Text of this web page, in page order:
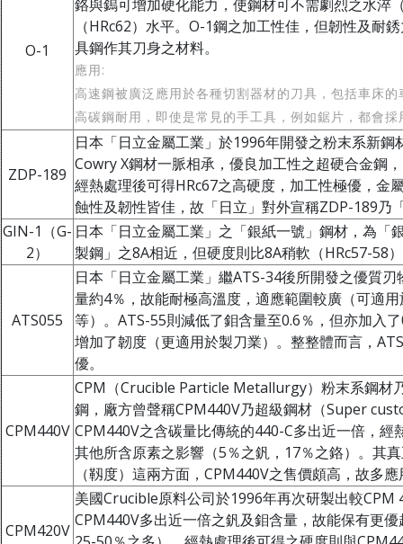
O-1
鉻與鎢可增加硬化能力，使鋼材可不需劇烈之水淬
（HRc62）水平。O-1鋼之加工性佳，但韌性及耐
具鋼作其刀身之材料。
應用:
高速鋼被廣泛應用於各種切割器材的刀具，包括車床
高碳鋼耐用，即使是常見的手工具，例如鋸片，都會
ZDP-189
日本「日立金屬工業」於1996年開發之粉末系新
Cowry X鋼材一脈相承，優良加工性之超硬合金鋼
經熱處理後可得HRc67之高硬度，加工性極優，金
蝕性及韌性皆佳，故「日立」對外宣稱ZDP-189乃
GIN-1（G-
2）
日本「日立金屬工業」之「銀紙一號」鋼材，為「
製鋼」之8A相近，但硬度則比8A稍軟（HRc57-58
ATS055
日本「日立金屬工業」繼ATS-34後所開發之優質
量約4％，故能耐極高溫度，適應範圍較廣（可適
等）。ATS-55則減低了鉬含量至0.6％，但亦加入
增加了韌度（更適用於製刀業）。整整體而言，
優。
CPM440V
CPM（Crucible Particle Metallurgy）粉末系鋼材
鋼，廠方曾聲稱CPM440V乃超級鋼材（Super
CPM440V之含碳量比傳統的440-C多出近一倍，
其他所含原素之影響（5％之釩，17％之鉻）。其
（靱度）這兩方面，CPM440V之售價頗高，故多
CPM420V
美國Crucible原料公司於1996年再次研製出較
CPM440V多出近一倍之釩及鉬含量，故能保有更